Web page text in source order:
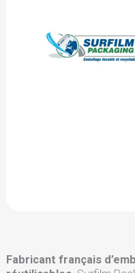
Fabricant français